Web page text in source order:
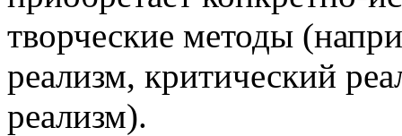
творческие методы
реализм, критический
реализм).